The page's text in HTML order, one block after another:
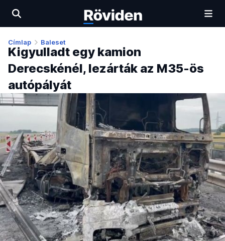
Címlap Baleset
Kigyulladt egy kamion
Derecskénél, lezárták az M35-ös
autópályát